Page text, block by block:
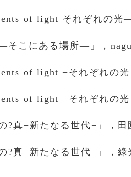
of light それぞれの光
そこにある場所—」，
of light −それぞれの
of light −それぞれの
?真−新たなる世代−」，田
?真−新たなる世代−」，